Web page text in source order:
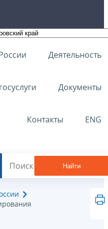
Деятельность
Документы
Контакты ENG
Найти